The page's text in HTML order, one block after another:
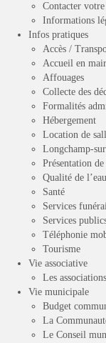
Contacter
Informations
Infos pratiques
Accès /
Accueil en
Affouages
Collecte des
Formalités
Hébergement
Location de
Longchamp-
Présentation
Qualité de l’eau
Santé
Services
Services
Téléphonie
Tourisme
Vie associative
Les associations
Vie municipale
Budget
La
Le Conseil